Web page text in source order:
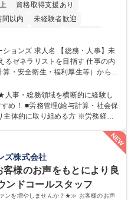
資格取得支援あり
間以内
未経験者歓迎
給 土日祝休み 寮・社宅あり
務・人事】未
ラリストを目指す 仕事の内
・安全衛生・福利厚生等）からお
育業務へ守備範囲を広げ、組織運
給与
全衛生、健康経営推進等をお任せ
ど、幅広く経験を積んでいただき
るため、ご経験が浅くても安心！
です。 募集職種 【総
運営を支えるゼネラリストを目
事・総務領域を横断的に経験し
算・社会保
主体的に取り組める方 ※労務経験
可】■人事、労務、採用、教育業務
険手続き・勤怠管理など）の経験
ズ株式会社
様のお声をもとにより良
ンドコールスタッフ
ンを増やしませんか？★≫ お客様のお声